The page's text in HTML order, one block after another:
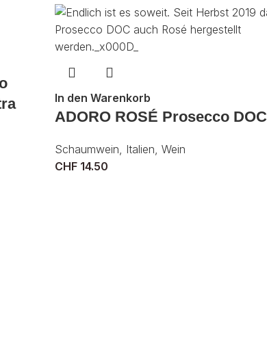
In den Warenkorb
ADORO ROSÉ Prosecco DOC
Schaumwein, Italien, Wein
CHF 14.50